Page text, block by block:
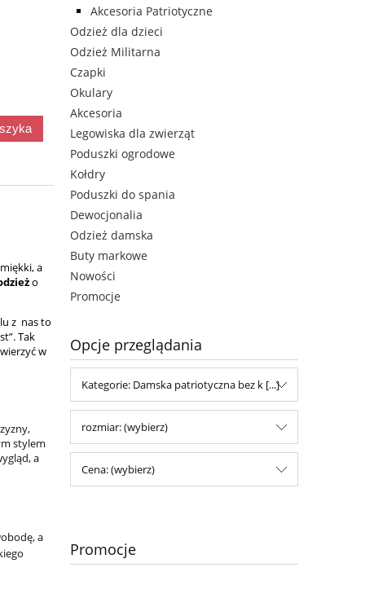
a
o
z nas to
Tak
w
stylem
a
a
Akcesoria Patriotyczne
Odzież dla dzieci
Odzież Militarna
Czapki
Okulary
Akcesoria
Legowiska dla zwierząt
Poduszki ogrodowe
Kołdry
Poduszki do spania
Dewocjonalia
Odzież damska
Buty markowe
Nowości
Promocje
Opcje przeglądania
Kategorie: Damska patriotyczna bez k [...]
rozmiar: (wybierz)
Cena: (wybierz)
Promocje